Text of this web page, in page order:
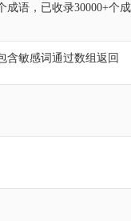
语，已收录30000+个
含敏感词通过数组返回